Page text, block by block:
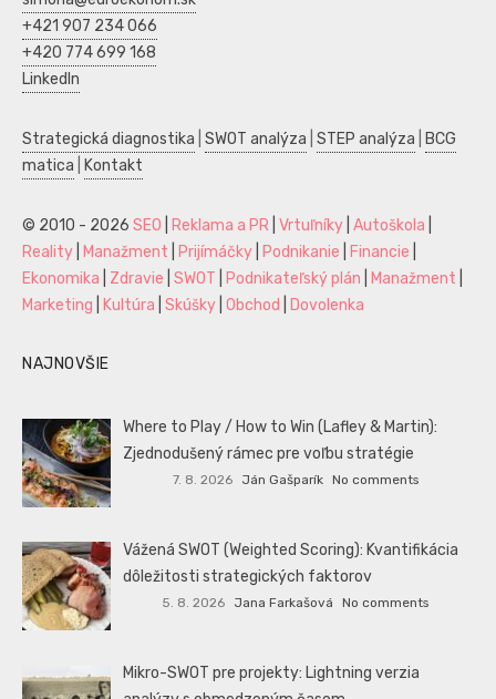
+421 907 234 066
+420 774 699 168
LinkedIn
Strategická diagnostika SWOT analýza STEP analýza
BCG
matica
Kontakt
© 2010 - 2026 SEO Reklama a PR Vrtuľníky Autoškola
Reality
Manažment Prijímáčky Podnikanie Financie
Ekonomika
Zdravie SWOT Podnikateľský plán Manažment
Marketing
Kultúra Skúšky Obchod Dovolenka
NAJNOVŠIE
Where to Play / How to Win (Lafley & Martin):
Zjednodušený rámec pre voľbu stratégie
7. 8. 2026 Ján Gašparík No comments
Vážená SWOT (Weighted Scoring): Kvantifikácia
dôležitosti strategických faktorov
5. 8. 2026 Jana Farkašová No comments
Mikro-SWOT pre projekty: Lightning verzia